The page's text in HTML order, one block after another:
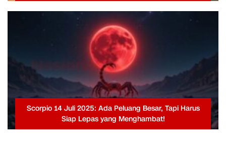
Scorpio 14 Juli 2025: Ada Peluang Besar, Tapi Harus
Siap Lepas yang Menghambat!